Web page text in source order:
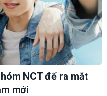
NCT để ra mắt
mới